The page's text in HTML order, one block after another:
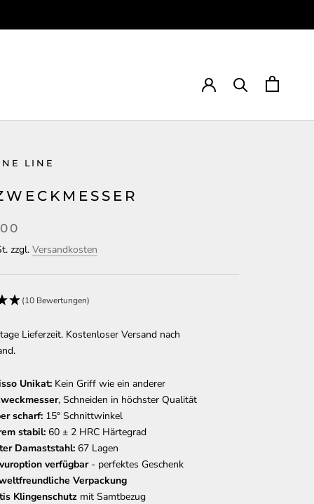
LINE
zzgl. Versandkosten
(10 Bewertungen)
Lieferzeit. Kostenloser Versand nach
Unikat: Kein Griff wie ein anderer
, Schneiden in höchster Qualität
scharf: 15° Schnittwinkel
stabil: 60 ± 2 HRC Härtegrad
Damaststahl: 67 Lagen
verfügbar- perfektes Geschenk
Verpackung
Klingenschutz mit Samtbezug